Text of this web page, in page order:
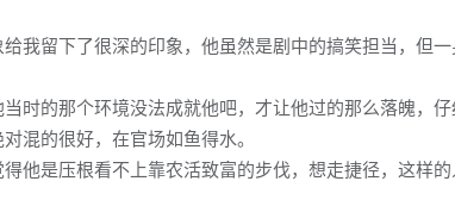
我留下了很深的印象，他虽然是剧中的搞笑担当，但
时的那个环境没法成就他吧，才让他过的那么落魄，
混的很好，在官场如鱼得水。
他是压根看不上靠农活致富的步伐，想走捷径，这样